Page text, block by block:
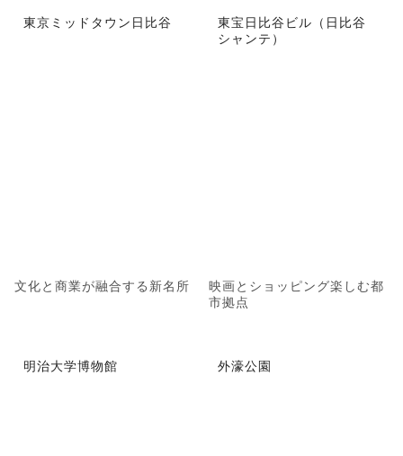
東京ミッドタウン日比谷
文化と商業が融合する新名所
東宝日比谷ビル（日比谷
シャンテ）
映画とショッピング楽しむ都
市拠点
明治大学博物館 外濠公園